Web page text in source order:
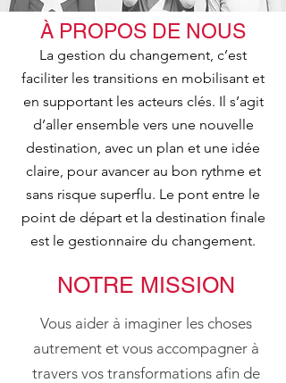
À PROPOS DE NOUS
La gestion du changement, c’est
faciliter les transitions en mobilisant et
en supportant les acteurs clés. Il s’agit
d’aller ensemble vers une nouvelle
destination, avec un plan et une idée
claire, pour avancer au bon rythme et
sans risque superflu. Le pont entre le
point de départ et la destination finale
est le gestionnaire du changement.
NOTRE MISSION
Vous aider à imaginer les choses
autrement et vous accompagner à
travers vos transformations afin de